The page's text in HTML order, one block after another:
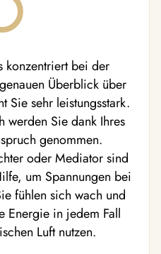
konzentriert bei der
Überblick über
Sie sehr leistungsstark.
werden Sie dank Ihres
genommen.
oder Mediator sind
um Spannungen bei
fühlen sich wach und
Energie in jedem Fall
Luft nutzen.